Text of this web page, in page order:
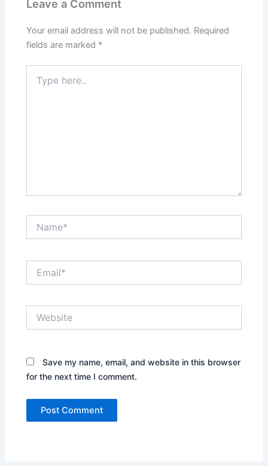
Leave a Comment
Your email address will not be published. Required
fields are marked *
here..
Save my name, email, and website in this browser
for the next time I comment.